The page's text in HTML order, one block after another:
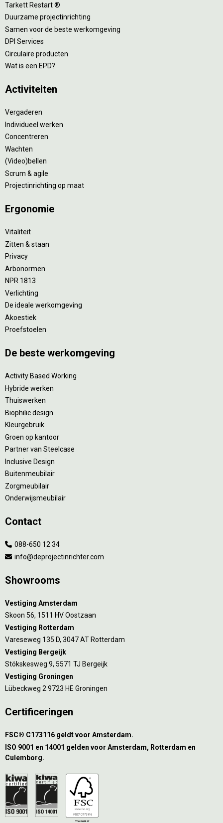
Tarkett Restart ®
Duurzame projectinrichting
Samen voor de beste werkomgeving
DPI Services
Circulaire producten
Wat is een EPD?
Activiteiten
Vergaderen
Individueel werken
Concentreren
Wachten
(Video)bellen
Scrum & agile
Projectinrichting op maat
Ergonomie
Vitaliteit
Zitten & staan
Privacy
Arbonormen
NPR 1813
Verlichting
De ideale werkomgeving
Akoestiek
Proefstoelen
De beste werkomgeving
Activity Based Working
Hybride werken
Thuiswerken
Biophilic design
Kleurgebruik
Groen op kantoor
Partner van Steelcase
Inclusive Design
Buitenmeubilair
Zorgmeubilair
Onderwijsmeubilair
Contact
088-650 12 34
info@deprojectinrichter.com
Showrooms
Vestiging Amsterdam
Skoon 56, 1511 HV Oostzaan
Vestiging Rotterdam
Vareseweg 135 D, 3047 AT Rotterdam
Vestiging Bergeijk
Stökskesweg 9, 5571 TJ Bergeijk
Vestiging Groningen
Lübeckweg 2 9723 HE Groningen
Certificeringen
FSC® C173116 geldt voor Amsterdam.
ISO 9001 en 14001 gelden voor Amsterdam, Rotterdam en
Culemborg.